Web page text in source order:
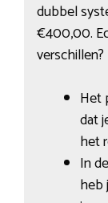
dubbel
€400,00.
verschillen?
Het
dat
het
In
heb